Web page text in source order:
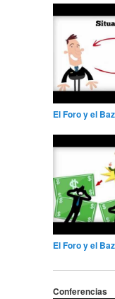
El Foro y el
El Foro y el
Conferencias